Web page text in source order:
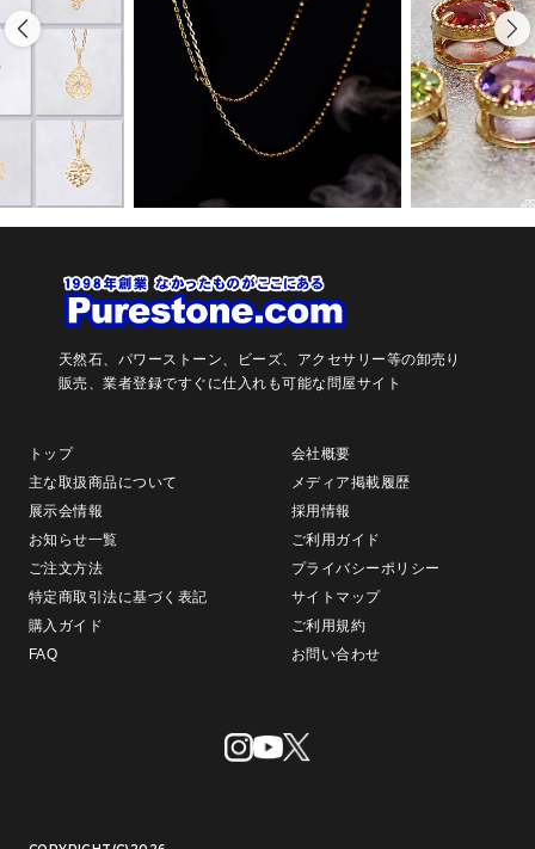
天然石、パワーストーン、ビーズ、アクセサリー等の卸売り
販売、業者登録ですぐに仕入れも可能な問屋サイト
トップ
会社概要
主な取扱商品について
メディア掲載履歴
展示会情報
採用情報
お知らせ一覧
ご利用ガイド
ご注文方法
プライバシーポリシー
特定商取引法に基づく表記
サイトマップ
購入ガイド
ご利用規約
FAQ
お問い合わせ